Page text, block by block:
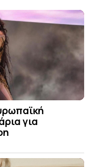
για